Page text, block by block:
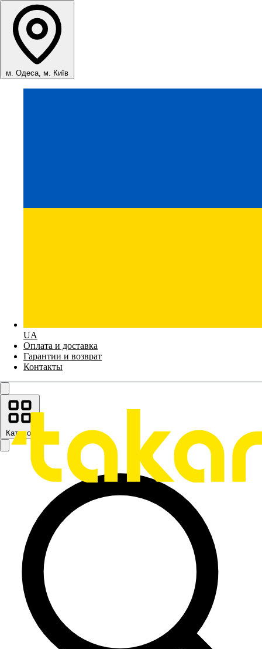
м. Одеса, м. Київ
UA
Оплата и доставка
Гарантии и возврат
Контакты
Каталог